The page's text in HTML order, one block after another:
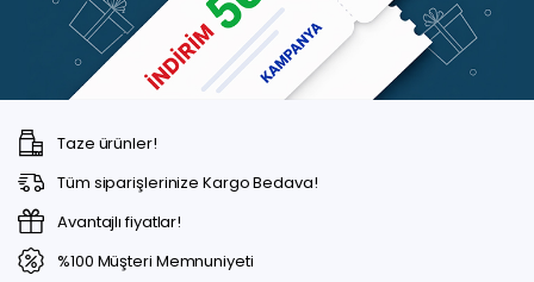
Taze ürünler!
Tüm siparişlerinize Kargo Bedava!
Avantajlı fiyatlar!
%100 Müşteri Memnuniyeti